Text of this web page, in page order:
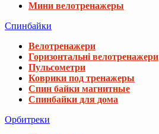
Мини велотренажеры
Спинбайки
Велотренажери
Горизонтальні велотренажери
Пульсометри
Коврики под тренажеры
Спин байки магнитные
Спинбайки для дома
Орбитреки